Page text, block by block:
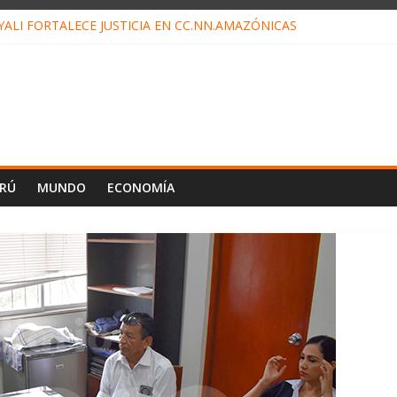
FORTALECE JUSTICIA EN CC.NN.AMAZÓNICAS
MUNDO ECONOMÍA